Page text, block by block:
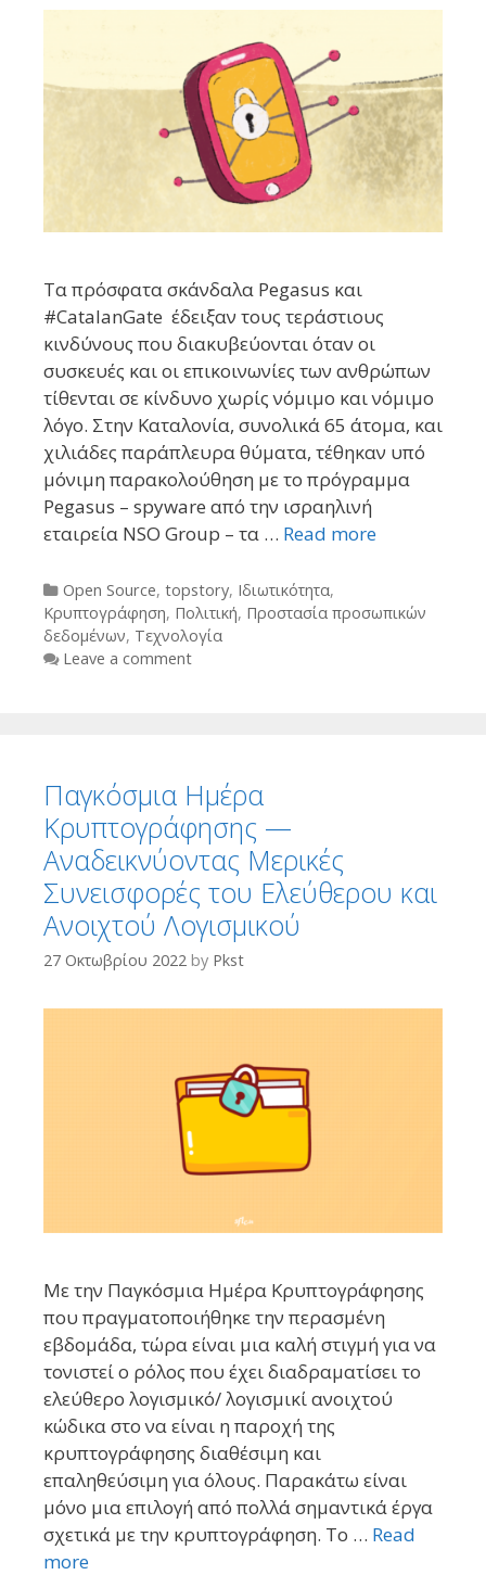
Τα πρόσφατα σκάνδαλα Pegasus και
#CatalanGate έδειξαν τους τεράστιους
κινδύνους που διακυβεύονται όταν οι
συσκευές και οι επικοινωνίες των ανθρώπων
τίθενται σε κίνδυνο χωρίς νόμιμο και νόμιμο
λόγο. Στην Καταλονία, συνολικά 65 άτομα, και
χιλιάδες παράπλευρα θύματα, τέθηκαν υπό
μόνιμη παρακολούθηση με το πρόγραμμα
Pegasus – spyware από την ισραηλινή
εταιρεία NSO Group – τα … Read more
Categories
Open Source, topstory, Ιδιωτικότητα,
Κρυπτογράφηση, Πολιτική, Προστασία προσωπικών
δεδομένων, Τεχνολογία
Leave a comment
Παγκόσμια Ημέρα
Κρυπτογράφησης —
Αναδεικνύοντας Μερικές
Συνεισφορές του Ελεύθερου και
Ανοιχτού Λογισμικού
27 Οκτωβρίου 2022 by Pkst
Με την Παγκόσμια Ημέρα Κρυπτογράφησης
που πραγματοποιήθηκε την περασμένη
εβδομάδα, τώρα είναι μια καλή στιγμή για να
τονιστεί ο ρόλος που έχει διαδραματίσει το
ελεύθερο λογισμικό/ λογισμικί ανοιχτού
κώδικα στο να είναι η παροχή της
κρυπτογράφησης διαθέσιμη και
επαληθεύσιμη για όλους. Παρακάτω είναι
μόνο μια επιλογή από πολλά σημαντικά έργα
σχετικά με την κρυπτογράφηση. Το … Read
more